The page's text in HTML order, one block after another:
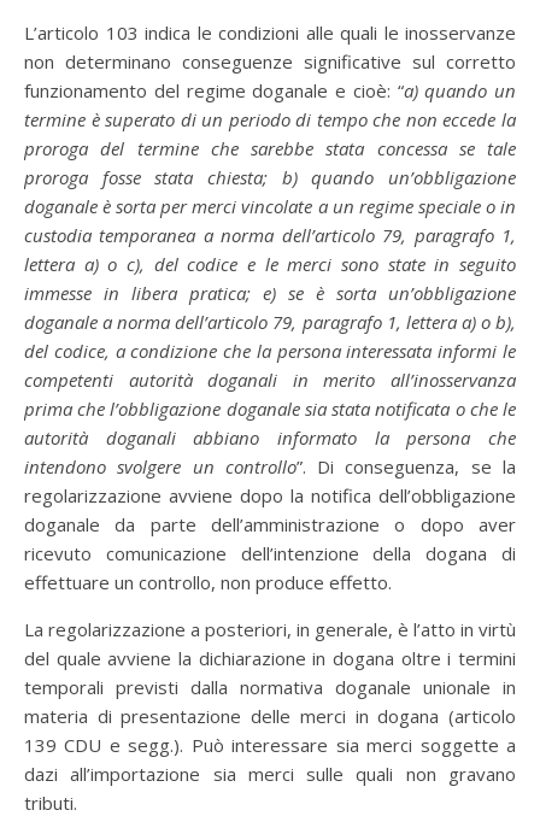
L’articolo 103 indica le condizioni alle quali le inosservanze
non determinano conseguenze significative sul corretto
funzionamento del regime doganale e cioè: “a) quando un
termine è superato di un periodo di tempo che non eccede la
proroga del termine che sarebbe stata concessa se tale
proroga fosse stata chiesta; b) quando un’obbligazione
doganale è sorta per merci vincolate a un regime speciale o in
custodia temporanea a norma dell’articolo 79, paragrafo 1,
lettera a) o c), del codice e le merci sono state in seguito
immesse in libera pratica; e) se è sorta un’obbligazione
doganale a norma dell’articolo 79, paragrafo 1, lettera a) o b),
del codice, a condizione che la persona interessata informi le
competenti autorità doganali in merito all’inosservanza
prima che l’obbligazione doganale sia stata notificata o che le
autorità doganali abbiano informato la persona che
intendono svolgere un controllo”. Di conseguenza, se la
regolarizzazione avviene dopo la notifica dell’obbligazione
doganale da parte dell’amministrazione o dopo aver
ricevuto comunicazione dell’intenzione della dogana di
effettuare un controllo, non produce effetto.
La regolarizzazione a posteriori, in generale, è l’atto in virtù
del quale avviene la dichiarazione in dogana oltre i termini
temporali previsti dalla normativa doganale unionale in
materia di presentazione delle merci in dogana (articolo
139 CDU e segg.). Può interessare sia merci soggette a
dazi all’importazione sia merci sulle quali non gravano
tributi.